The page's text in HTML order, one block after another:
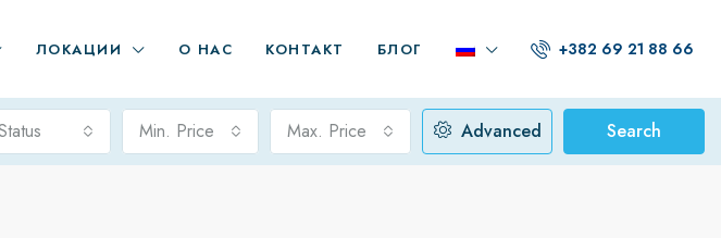
ЛОКАЦИИ О НАС КОНТАКТ БЛОГ +382 69 21 88 66
Min. Price Max. Price Advanced Search